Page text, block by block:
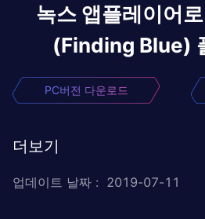
녹스 앱플레이어로
(Finding Blue)
PC버전 다운로드
더보기
업데이트 날짜 : 2019-07-11